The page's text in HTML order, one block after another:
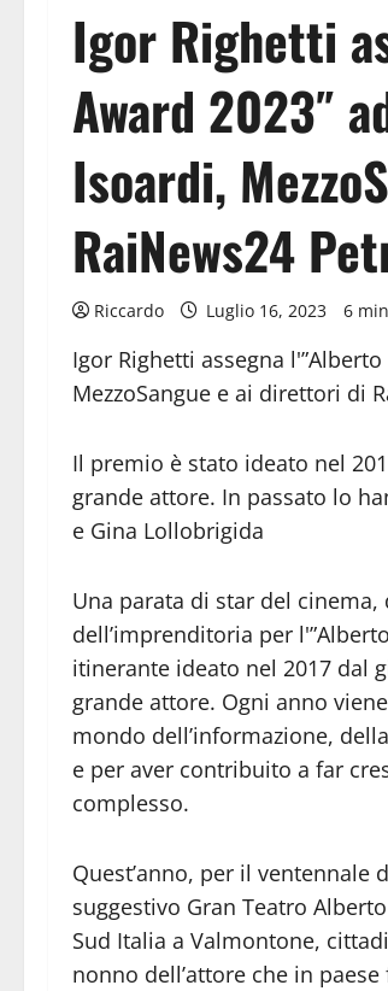
Igor Righetti
Award 2023″
Isoardi,
RaiNews24
Riccardo Luglio 16, 2023 6
Igor Righetti assegna
MezzoSangue e ai direttori di
Il premio è stato ideato nel
grande attore. In passato lo
e Gina Lollobrigida
Una parata di star del
dell’imprenditoria per
itinerante ideato nel 2017 dal
grande attore. Ogni anno
mondo dell’informazione,
e per aver contribuito a far
complesso.
Quest’anno, per il ventennale
suggestivo Gran Teatro
Sud Italia a Valmontone,
nonno dell’attore che in